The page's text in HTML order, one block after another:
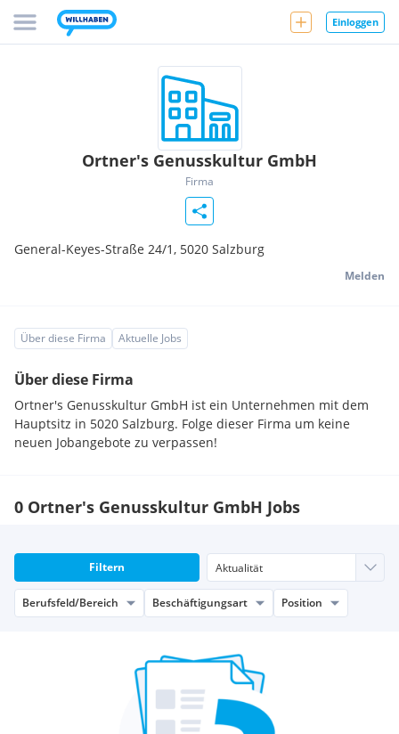
Einloggen
Ortner's Genusskultur GmbH
Firma
General-Keyes-Straße 24/1, 5020 Salzburg
Melden
Über diese Firma Aktuelle Jobs
Über diese Firma
Ortner's Genusskultur GmbH ist ein Unternehmen mit dem
Hauptsitz in 5020 Salzburg. Folge dieser Firma um keine
neuen Jobangebote zu verpassen!
0 Ortner's Genusskultur GmbH Jobs
Filtern
Berufsfeld/Bereich Beschäftigungsart Position